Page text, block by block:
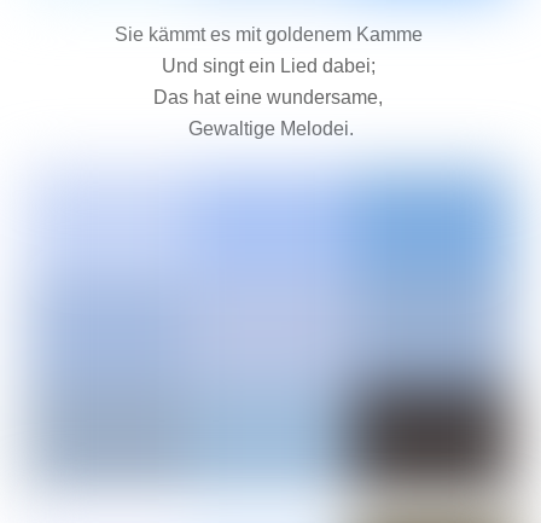
Sie kämmt es mit goldenem Kamme
Und singt ein Lied dabei;
Das hat eine wundersame,
Gewaltige Melodei.